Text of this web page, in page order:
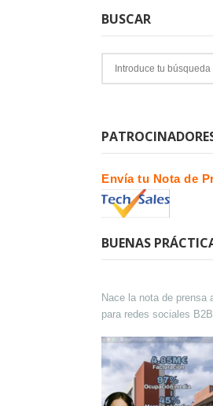
BUSCAR
Envía tu Nota de
BUENAS
Nace la nota de prensa
para redes sociales B2B